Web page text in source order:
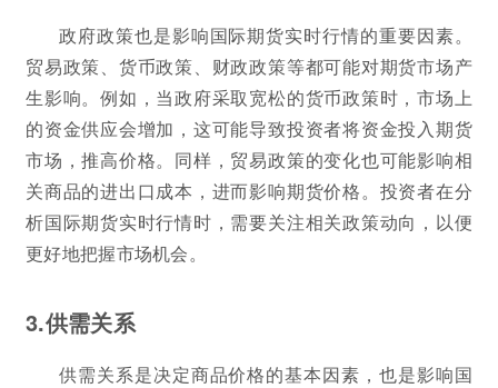
政府政策也是影响国际期货实时行情的重要因素。
贸易政策、货币政策、财政政策等都可能对期货市场产
生影响。例如，当政府采取宽松的货币政策时，市场上
的资金供应会增加，这可能导致投资者将资金投入期货
市场，推高价格。同样，贸易政策的变化也可能影响相
关商品的进出口成本，进而影响期货价格。投资者在分
析国际期货实时行情时，需要关注相关政策动向，以便
更好地把握市场机会。
3.供需关系
供需关系是决定商品价格的基本因素，也是影响国